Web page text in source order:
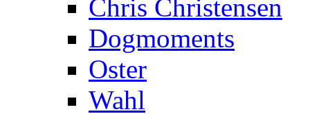
Chris Christensen
Dogmoments
Oster
Wahl